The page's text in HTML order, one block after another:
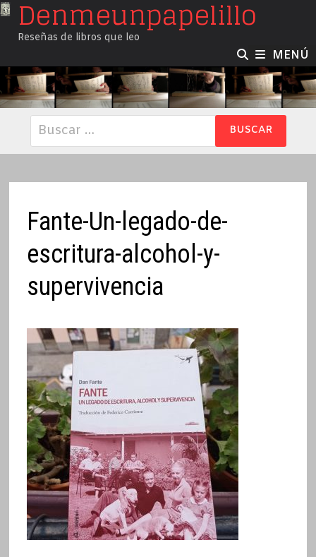
SaltarDenmeunpapelillo
Reseñas de libros que leo
MENÚ
Buscar:
Fante-Un-legado-de-
escritura-alcohol-y-
supervivencia